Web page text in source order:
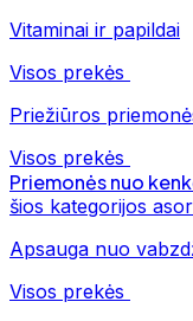
Vitaminai ir papildai
Visos prekės
Priežiūros
Visos prekės
Priemonės nuo
šios kategorijos
Apsauga nuo
Visos prekės